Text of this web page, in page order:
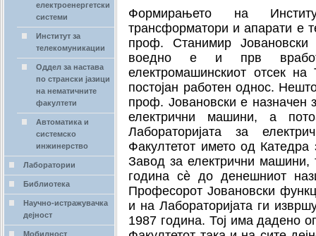
Формирањето на
трансформатори и апарати е
проф. Станимир
воедно е и прв
електромашинскиот отсек
постојан работен однос.
проф. Јовановски е назначен
електрични машини, а
Лабораторијата за
Факултетот името од
Завод за електрични
година сè до денешниот
Професорот Јовановски
и на Лабораторијата ги
1987 година. Тој има дадено
електроенергетски
системи
Институт за
телекомуникации
Оддел за настава
по странски јазици
на нематичните
факултети
Автоматика и
системско
инжинерство
Лаборатории
Библиотека
Научно-истражувачка
дејност
Мобилност